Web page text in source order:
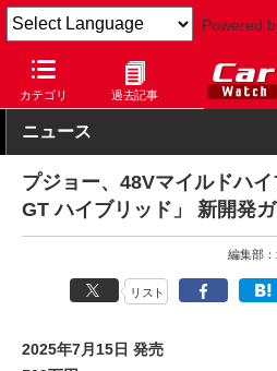
Powered
カテゴリ 過去記事
Car Watch 自動車 プジョー
ニュース
プジョー、48Vマイルドハ
GT ハイブリッド」 新開発
編集部
リスト
2025年7月15日 発売